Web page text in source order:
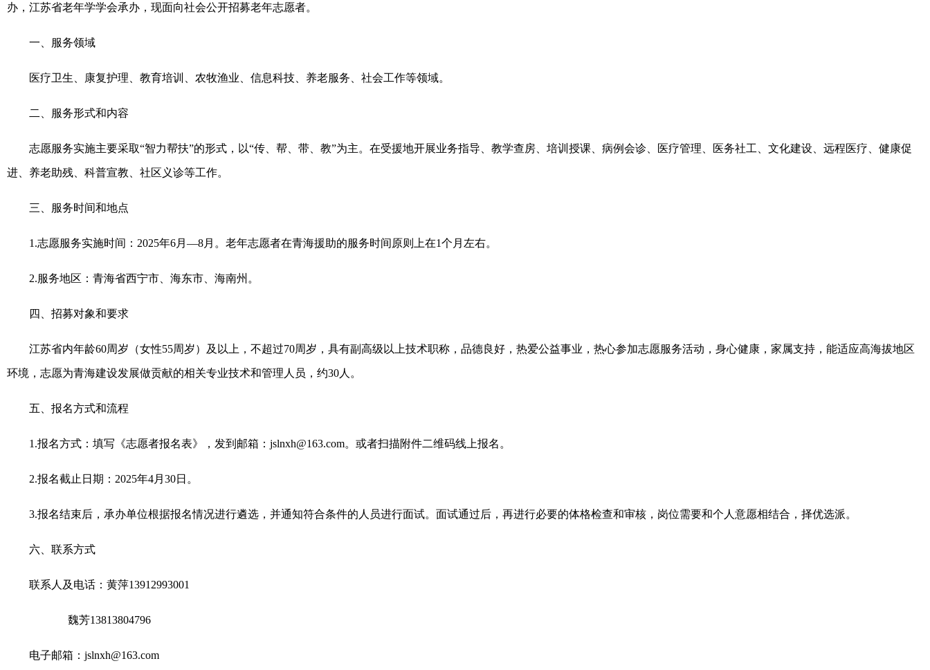
办，江苏省老年学学会承办，现面向社会公开招募老年志愿者。
一、服务领域
医疗卫生、康复护理、教育培训、农牧渔业、信息科技、养老服务、社会工作等领域。
二、服务形式和内容
志愿服务实施主要采取“智力帮扶”的形式，以“传、帮、带、教”为主。在受援地开展业务指导、教学查房、培训授课、病例会诊、医疗管理、医务社工、文化建设、远程医疗、健康促
进、养老助残、科普宣教、社区义诊等工作。
三、服务时间和地点
1.志愿服务实施时间：2025年6月—8月。老年志愿者在青海援助的服务时间原则上在1个月左右。
2.服务地区：青海省西宁市、海东市、海南州。
四、招募对象和要求
江苏省内年龄60周岁（女性55周岁）及以上，不超过70周岁，具有副高级以上技术职称，品德良好，热爱公益事业，热心参加志愿服务活动，身心健康，家属支持，能适应高海拔地区
环境，志愿为青海建设发展做贡献的相关专业技术和管理人员，约30人。
五、报名方式和流程
1.报名方式：填写《志愿者报名表》，发到邮箱：jslnxh@163.com。或者扫描附件二维码线上报名。
2.报名截止日期：2025年4月30日。
3.报名结束后，承办单位根据报名情况进行遴选，并通知符合条件的人员进行面试。面试通过后，再进行必要的体格检查和审核，岗位需要和个人意愿相结合，择优选派。
六、联系方式
联系人及电话：黄萍13912993001
魏芳13813804796
电子邮箱：jslnxh@163.com